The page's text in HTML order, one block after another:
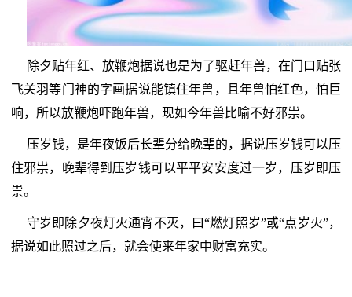
除夕贴年红、放鞭炮据说也是为了驱赶年兽，在门口贴张
飞关羽等门神的字画据说能镇住年兽，且年兽怕红色，怕巨
响，所以放鞭炮吓跑年兽，现如今年兽比喻不好邪祟。
压岁钱，是年夜饭后长辈分给晚辈的，据说压岁钱可以压
住邪祟，晚辈得到压岁钱可以平平安安度过一岁，压岁即压
祟。
守岁即除夕夜灯火通宵不灭，曰“燃灯照岁”或“点岁火”，
据说如此照过之后，就会使来年家中财富充实。